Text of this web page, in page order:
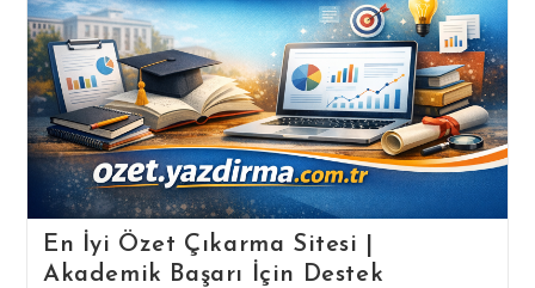
En İyi Özet Çıkarma Sitesi |
Akademik Başarı İçin Destek